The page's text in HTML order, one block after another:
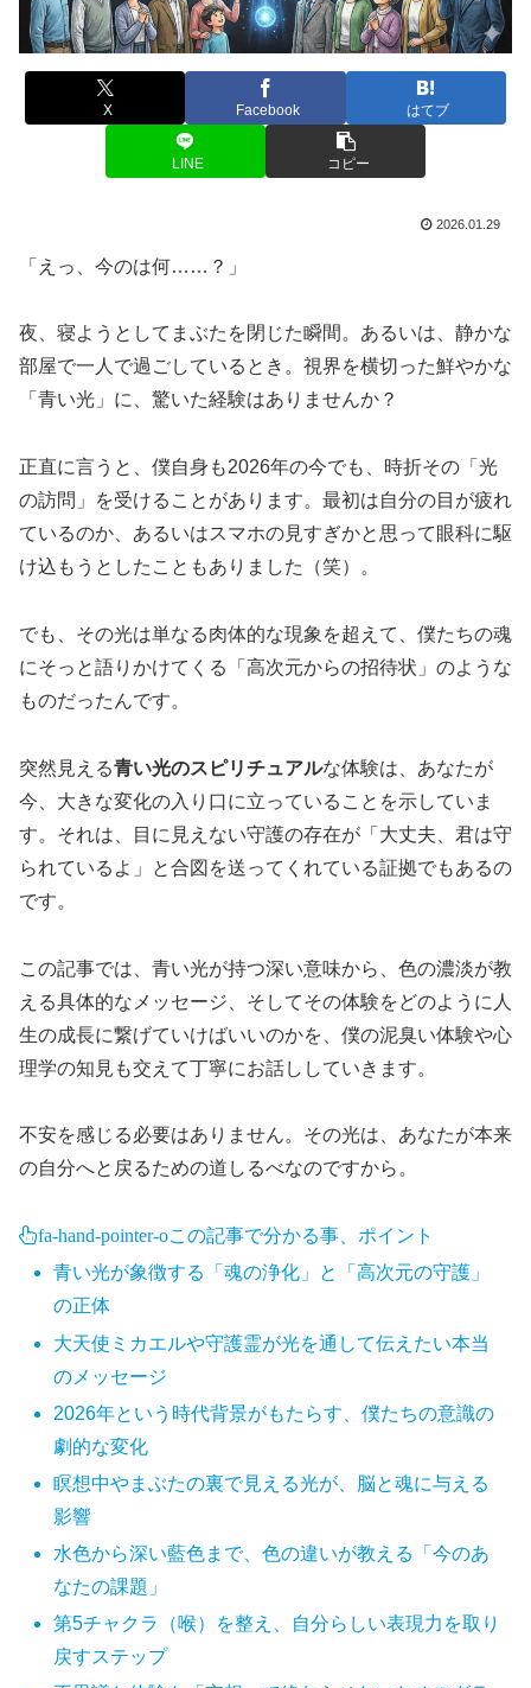
X Facebook はてブ
LINE コピー
2026.01.29
「えっ、今のは何……？」
夜、寝ようとしてまぶたを閉じた瞬間。あるいは、静かな
部屋で一人で過ごしているとき。視界を横切った鮮やかな
「青い光」に、驚いた経験はありませんか？
正直に言うと、僕自身も2026年の今でも、時折その「光
の訪問」を受けることがあります。最初は自分の目が疲れ
ているのか、あるいはスマホの見すぎかと思って眼科に駆
け込もうとしたこともありました（笑）。
でも、その光は単なる肉体的な現象を超えて、僕たちの魂
にそっと語りかけてくる「高次元からの招待状」のような
ものだったんです。
突然見える青い光のスピリチュアルな体験は、あなたが
今、大きな変化の入り口に立っていることを示していま
す。それは、目に見えない守護の存在が「大丈夫、君は守
られているよ」と合図を送ってくれている証拠でもあるの
です。
この記事では、青い光が持つ深い意味から、色の濃淡が教
える具体的なメッセージ、そしてその体験をどのように人
生の成長に繋げていけばいいのかを、僕の泥臭い体験や心
理学の知見も交えて丁寧にお話ししていきます。
不安を感じる必要はありません。その光は、あなたが本来
の自分へと戻るための道しるべなのですから。
fa-hand-pointer-oこの記事で分かる事、ポイント
青い光が象徴する「魂の浄化」と「高次元の守護」
の正体
大天使ミカエルや守護霊が光を通して伝えたい本当
のメッセージ
2026年という時代背景がもたらす、僕たちの意識の
劇的な変化
瞑想中やまぶたの裏で見える光が、脳と魂に与える
影響
水色から深い藍色まで、色の違いが教える「今のあ
なたの課題」
第5チャクラ（喉）を整え、自分らしい表現力を取り
戻すステップ